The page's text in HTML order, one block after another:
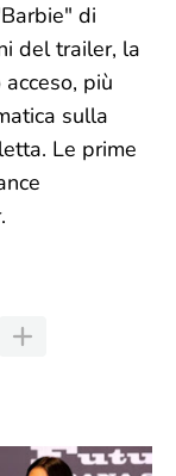
di
del trailer, la
più
sulla
Le prime